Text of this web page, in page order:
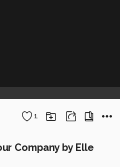
1
Company by Elle